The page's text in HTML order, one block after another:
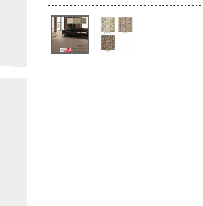
無地・無地調(レースカーテン)
200×200cm（円形）
滑り止め加工ラグ
286×286cm（本間4.5畳）
キャラクターで選ぶ
ミッキー／MICKEY
玄関用品
バス・トイレ・ランドリー
枕
テーブルセンター
革小物
北欧インテリア特集
colne
カーテンサイズの測り方